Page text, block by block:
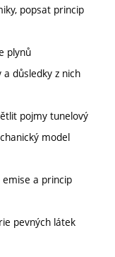
popsat princip
plynů
důsledky z nich
pojmy tunelový
model
a princip
pevných látek